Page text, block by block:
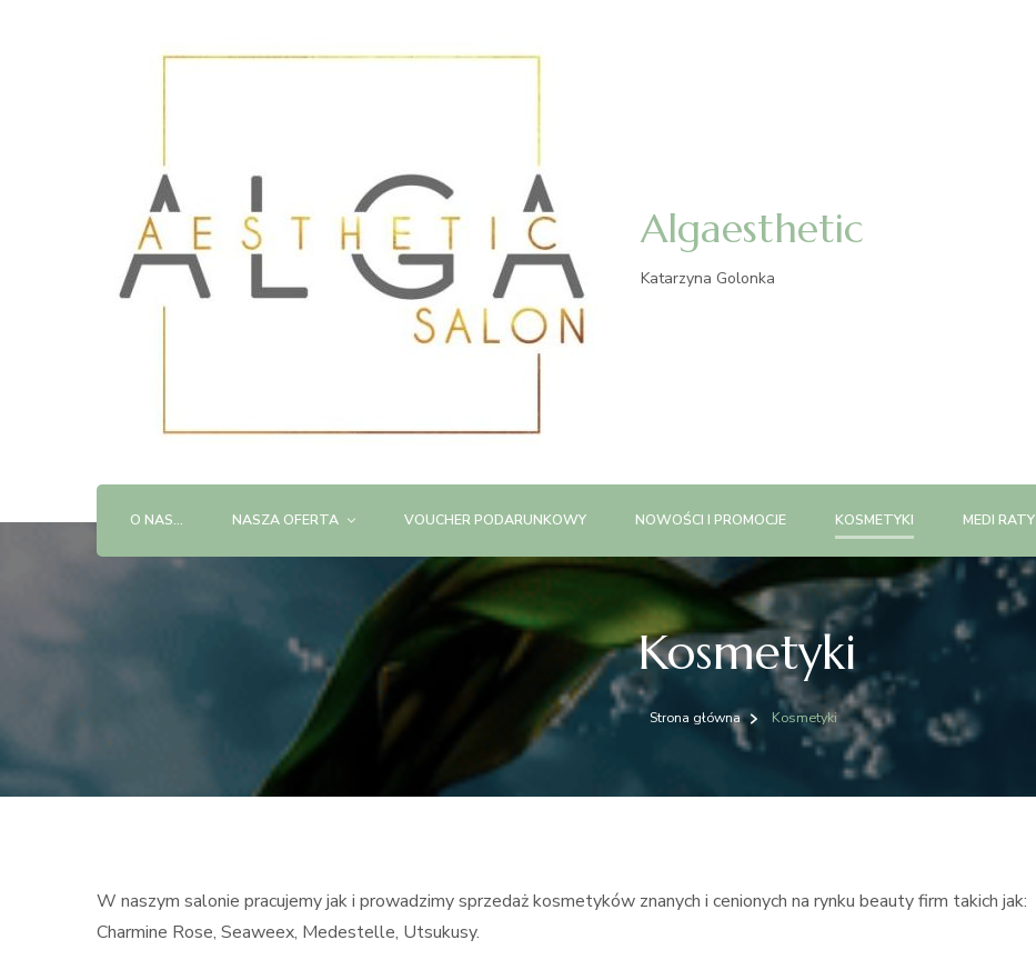
Algaesthetic
Katarzyna Golonka
O NAS… NASZA OFERTA VOUCHER PODARUNKOWY NOWOŚCI I PROMOCJE KOSMETYKI MEDI RATY
Kosmetyki
Strona główna Kosmetyki
W naszym salonie pracujemy jak i prowadzimy sprzedaż kosmetyków znanych i cenionych na rynku beauty firm takich jak:
Charmine Rose, Seaweex, Medestelle, Utsukusy.